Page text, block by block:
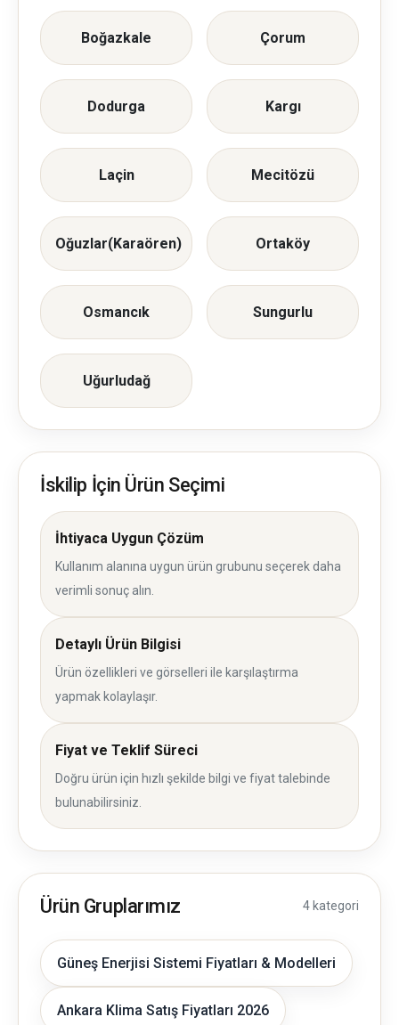
Boğazkale Çorum
Dodurga Kargı
Laçin Mecitözü
Oğuzlar(Karaören) Ortaköy
Osmancık Sungurlu
Uğurludağ
İskilip İçin Ürün Seçimi
İhtiyaca Uygun Çözüm
Kullanım alanına uygun ürün grubunu seçerek daha
verimli sonuç alın.
Detaylı Ürün Bilgisi
Ürün özellikleri ve görselleri ile karşılaştırma
yapmak kolaylaşır.
Fiyat ve Teklif Süreci
Doğru ürün için hızlı şekilde bilgi ve fiyat talebinde
bulunabilirsiniz.
Ürün Gruplarımız 4 kategori
Güneş Enerjisi Sistemi Fiyatları & Modelleri
Ankara Klima Satış Fiyatları 2026